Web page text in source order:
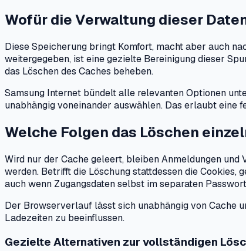
Wofür die Verwaltung dieser
Diese Speicherung bringt Komfort, macht aber auch
weitergegeben, ist eine gezielte Bereinigung dieser
das Löschen des Caches beheben.
Samsung Internet bündelt alle relevanten Optionen
unabhängig voneinander auswählen. Das erlaubt eine
Welche Folgen das Löschen
Wird nur der Cache geleert, bleiben Anmeldungen
werden. Betrifft die Löschung stattdessen die Cookies,
auch wenn Zugangsdaten selbst im separaten
Der Browserverlauf lässt sich unabhängig von Cache
Ladezeiten zu beeinflussen.
Gezielte Alternativen zur vollständigen